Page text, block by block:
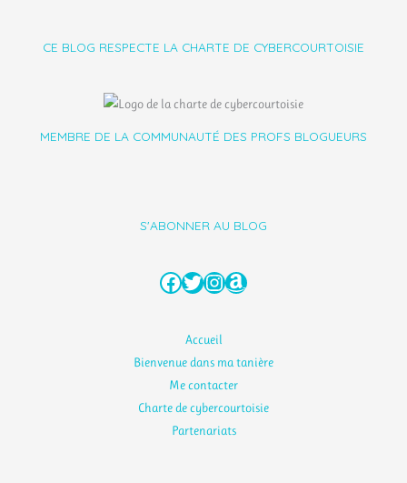
CE BLOG RESPECTE LA CHARTE DE CYBERCOURTOISIE
MEMBRE DE LA COMMUNAUTÉ DES PROFS BLOGUEURS
S'ABONNER AU BLOG
Facebook
Twitter
Instagram
Amazon
Accueil
Bienvenue dans ma tanière
Me contacter
Charte de cybercourtoisie
Partenariats